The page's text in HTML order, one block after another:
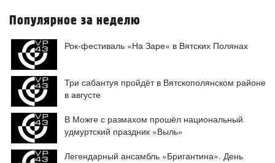
Популярное за неделю
Рок-фестиваль «На Заре» в Вятских Полянах
Три сабантуя пройдёт в Вятскополянском районе
в августе
В Можге с размахом прошёл национальный
удмуртский праздник «Выль»
Легендарный ансамбль «Бригантина». День